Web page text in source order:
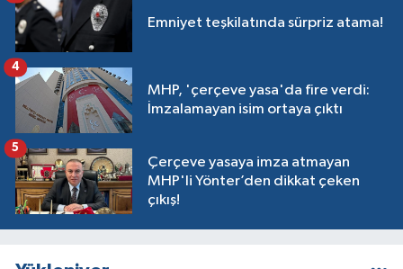
Emniyet teşkilatında sürpriz atama!
MHP, 'çerçeve yasa'da fire verdi:
İmzalamayan isim ortaya çıktı
4
Çerçeve yasaya imza atmayan
MHP'li Yönter’den dikkat çeken
çıkış!
5